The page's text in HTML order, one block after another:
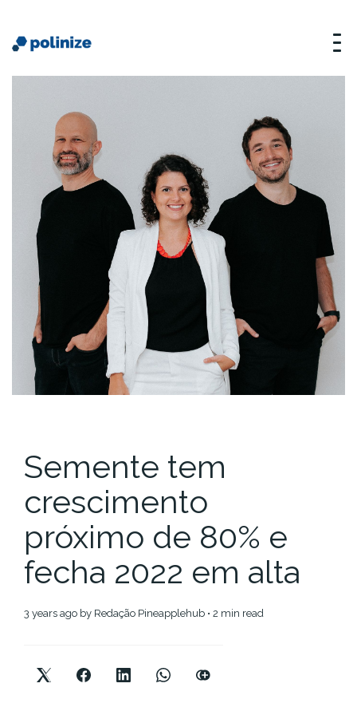
Semente tem
crescimento
próximo de 80% e
fecha 2022 em alta
3 years ago by Redação Pineapplehub • 2 min read